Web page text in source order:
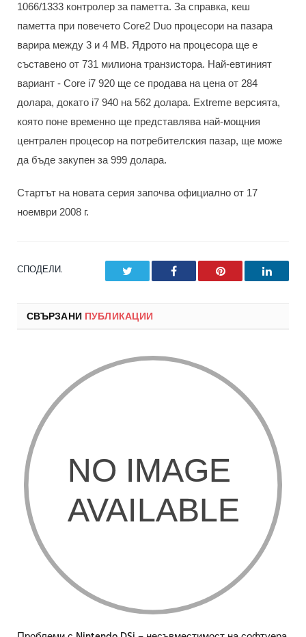
1066/1333 контролер за паметта. За справка, кеш
паметта при повечето Core2 Duo процесори на пазара
варира между 3 и 4 MB. Ядрото на процесора ще е
съставено от 731 милиона транзистора. Най-евтиният
вариант - Core i7 920 ще се продава на цена от 284
долара, докато i7 940 на 562 долара. Extreme версията,
която поне временно ще представлява най-мощния
централен процесор на потребителския пазар, ще може
да бъде закупен за 999 долара.
Стартът на новата серия започва официално от 17
ноември 2008 г.
СПОДЕЛИ. Facebook Pinterest
СВЪРЗАНИ ПУБЛИКАЦИИ